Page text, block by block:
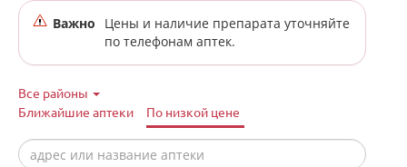
Важно
Цены и наличие препарата уточняйте
по телефонам аптек.
Все районы
Ближайшие аптеки
По низкой цене